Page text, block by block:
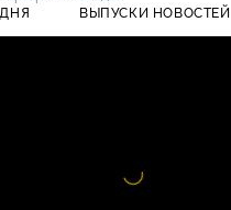
ВЫПУСКИ НОВОСТЕЙ
Видео
проигрыватель